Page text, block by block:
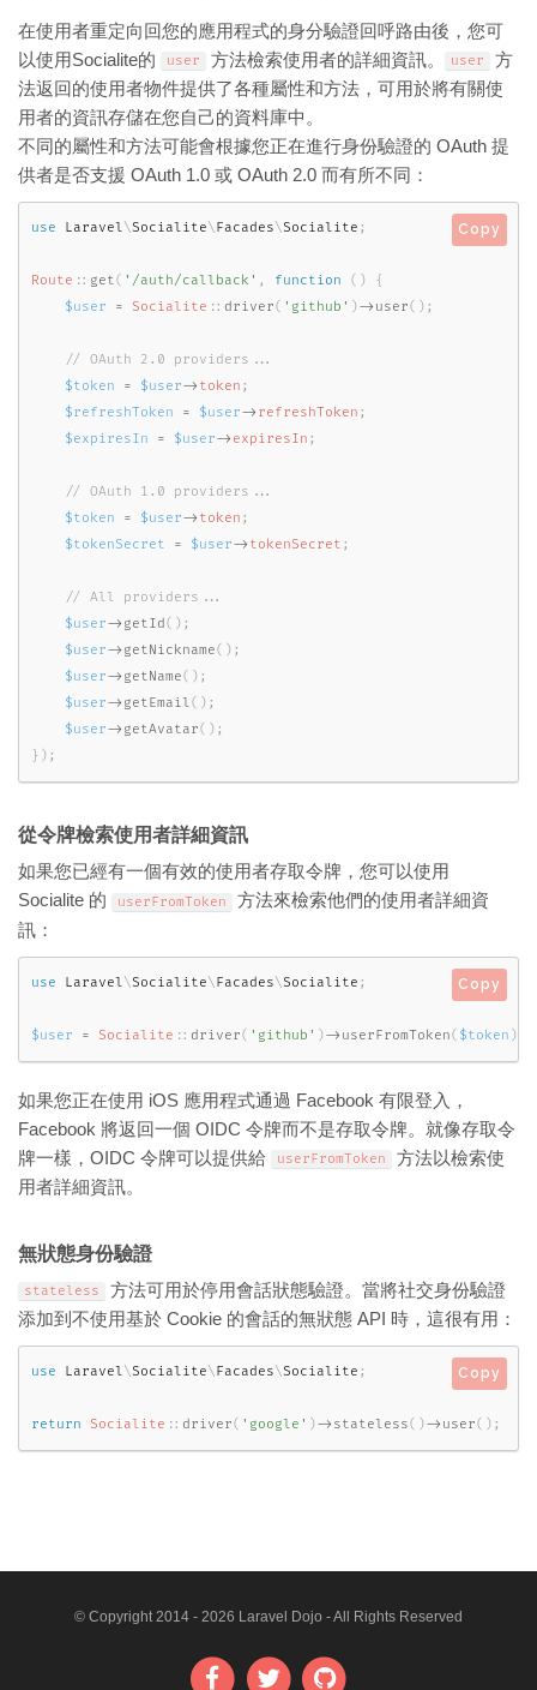
在使用者重定向回您的應用程式的身分驗證回呼路由後，您可
以使用Socialite的
user 方法檢索使用者的詳細資訊。 user
方
法返回的使用者物件提供了各種屬性和方法，可用於將有關使
用者的資訊存儲在您自己的資料庫中。
不同的屬性和方法可能會根據您正在進行身份驗證的 OAuth 提
供者是否支援 OAuth 1.0 或 OAuth 2.0 而有所不同：
use Laravel\Socialite\Facades\Socialite ;
Route :: get( '/auth/callback' , function ( )
{
$user
= Socialite :: driver( 'github' ) -> user( ) ;
$token
= $user-> token ;
$refreshToken
= $user-> refreshToken ;
$expiresIn
= $user-> expiresIn ;
$token
= $user-> token ;
$tokenSecret
= $user-> tokenSecret ;
$user-> getId ( ) ;
$user-> getNickname( ) ;
$user-> getName( ) ;
$user-> getEmail( ) ;
$user-> getAvatar( ) ;
} ) ;
Copy
從令牌檢索使用者詳細資訊
如果您已經有一個有效的使用者存取令牌，您可以使用
Socialite 的
userFromToken
方法來檢索他們的使用者詳細資
訊：
use Laravel \ Socialite\ Facades\ Socialite ;
$user = Socialite :: driver( 'github' ) -> userFromToken( $token )
Copy
如果您正在使用 iOS 應用程式通過 Facebook 有限登入，
Facebook 將返回一個 OIDC 令牌而不是存取令牌。就像存取令
牌一樣，OIDC 令牌可以提供給
userFromToken
方法以檢索使
用者詳細資訊。
無狀態身份驗證
stateless
方法可用於停用會話狀態驗證。當將社交身份驗證
添加到不使用基於 Cookie 的會話的無狀態 API 時，這很有用：
use Laravel\Socialite\Facades\Socialite ;
return Socialite :: driver( 'google' ) -> stateless( ) -> user( ) ;
Copy
© Copyright 2014 - 2026 Laravel Dojo - All Rights Reserved